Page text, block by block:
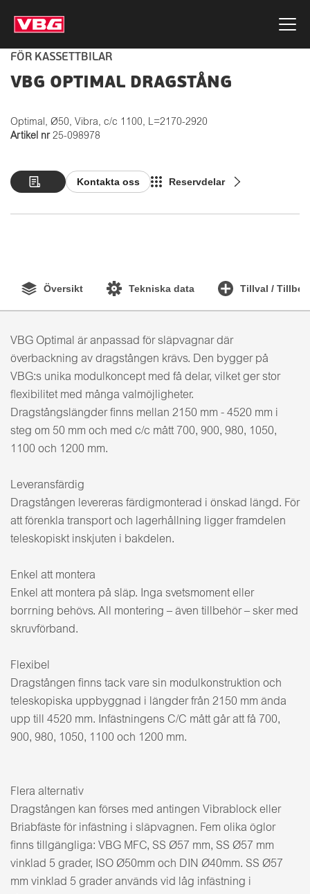
FÖR KASSETTBILAR
VBG OPTIMAL DRAGSTÅNG
Optimal, Ø50, Vibra, c/c 1100, L=2170-2920
Artikel nr 25-098978
Kontakta oss Reservdelar
Översikt Tekniska data Tillval /
VBG Optimal är anpassad för släpvagnar där
överbackning av dragstången krävs. Den bygger på
VBG:s unika modulkoncept med få delar, vilket ger stor
flexibilitet med många valmöjligheter.
Dragstångslängder finns mellan 2150 mm - 4520 mm i
steg om 50 mm och med c/c mått 700, 900, 980, 1050,
1100 och 1200 mm.
Leveransfärdig
Dragstången levereras färdigmonterad i önskad längd. För
att förenkla transport och lagerhållning ligger framdelen
teleskopiskt inskjuten i bakdelen.
Enkel att montera
Enkel att montera på släp. Inga svetsmoment eller
borrning behövs. All montering – även tillbehör – sker med
skruvförband.
Flexibel
Dragstången finns tack vare sin modulkonstruktion och
teleskopiska uppbyggnad i längder från 2150 mm ända
upp till 4520 mm. Infästningens C/C mått går att få 700,
900, 980, 1050, 1100 och 1200 mm.
Flera alternativ
Dragstången kan förses med antingen Vibrablock eller
Briabfäste för infästning i släpvagnen. Fem olika öglor
finns tillgängliga: VBG MFC, SS Ø57 mm, SS Ø57 mm
vinklad 5 grader, ISO Ø50mm och DIN Ø40mm. SS Ø57
mm vinklad 5 grader används vid låg infästning i